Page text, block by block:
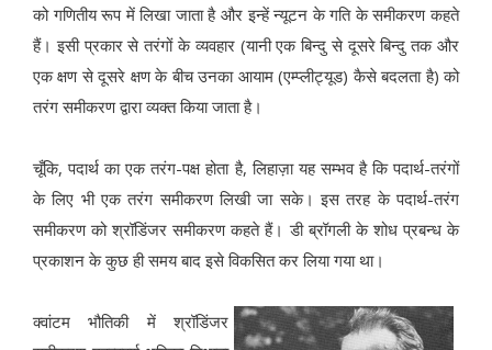
को गणितीय रूप में लिखा जाता है और इन्हें न्यूटन के गति के समीकरण कहते
हैं। इसी प्रकार से तरंगों के व्यवहार (यानी एक बिन्दु से दूसरे बिन्दु तक और
एक क्षण से दूसरे क्षण के बीच उनका आयाम (एम्प्लीट्यूड) कैसे बदलता है) को
तरंग समीकरण द्वारा व्यक्त किया जाता है।
चूँकि, पदार्थ का एक तरंग-पक्ष होता है, लिहाज़ा यह सम्भव है कि पदार्थ-तरंगों
के लिए भी एक तरंग समीकरण लिखी जा सके। इस तरह के पदार्थ-तरंग
समीकरण को श्रॉडिंजर समीकरण कहते हैं। डी ब्रॉगली के शोध प्रबन्ध के
प्रकाशन के कुछ ही समय बाद इसे विकसित कर लिया गया था।
क्वांटम भौतिकी में श्रॉडिंजर